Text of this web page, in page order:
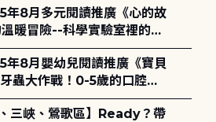
年8月多元閱讀推廣《心的故
暖冒險--科學實驗室裡的放
年8月嬰幼兒閱讀推廣《寶貝
蟲大作戰！0-5歲的口腔照
三峽、鶯歌區】Ready？帶